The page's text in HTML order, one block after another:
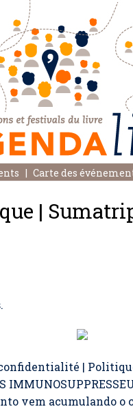
Carte des
|
|
vem acumulando